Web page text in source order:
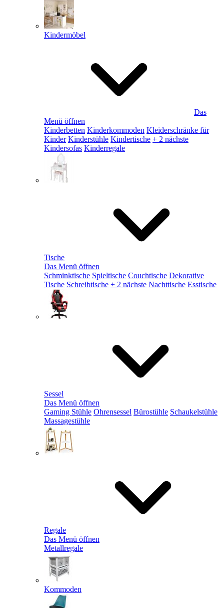
Kindermöbel
Das
Menü öffnen
Kinderbetten Kinderkommoden Kleiderschränke für
Kinder Kinderstühle Kindertische + 2 nächste
Kindersofas Kinderregale
Tische
Das Menü öffnen
Schminktische Spieltische Couchtische Dekorative
Tische Schreibtische + 2 nächste Nachttische Esstische
Sessel
Das Menü öffnen
Gaming Stühle Ohrensessel Bürostühle Schaukelstühle
Massagestühle
Regale
Das Menü öffnen
Metallregale
Kommoden